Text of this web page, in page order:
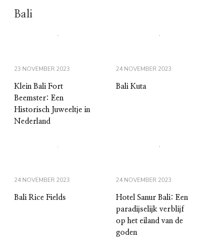
Bali
23 NOVEMBER 2023
Klein Bali Fort
Beemster: Een
Historisch Juweeltje in
Nederland
24 NOVEMBER 2023
Bali Kuta
24 NOVEMBER 2023
Bali Rice Fields
24 NOVEMBER 2023
Hotel Sanur Bali: Een
paradijselijk verblijf
op het eiland van de
goden